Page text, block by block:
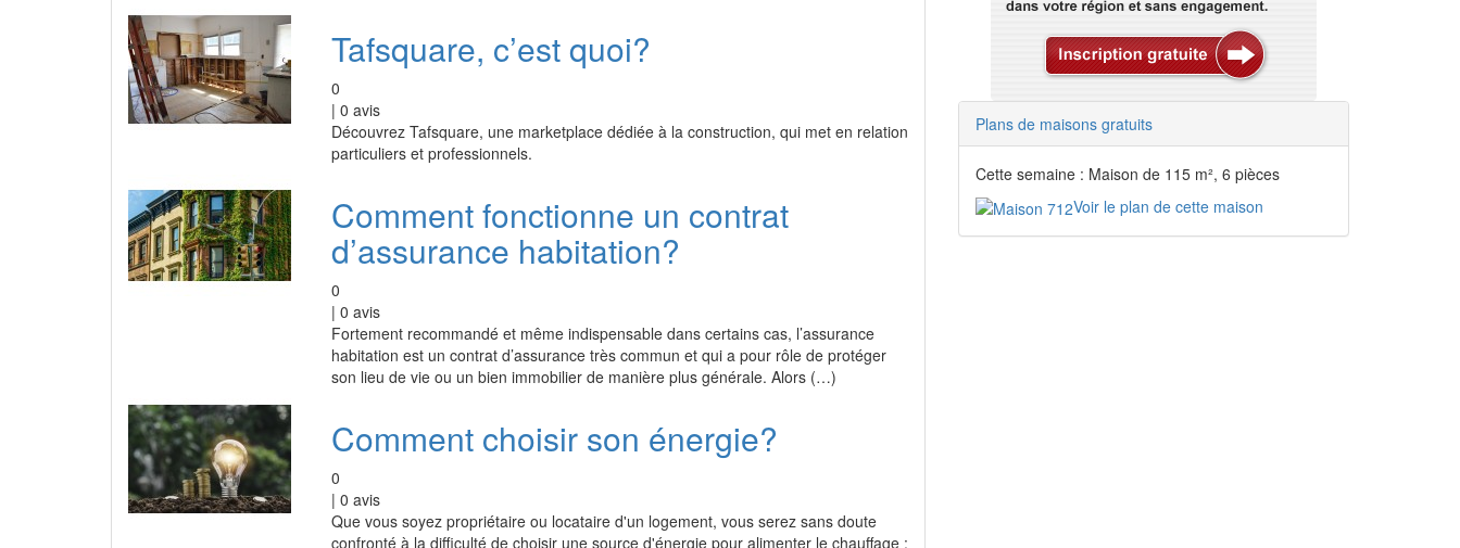
Tafsquare, c’est quoi?
0
| 0 avis
Découvrez Tafsquare, une marketplace dédiée à la construction, qui met en relation
particuliers et professionnels.
Comment fonctionne un contrat
d’assurance habitation?
0
| 0 avis
Fortement recommandé et même indispensable dans certains cas, l’assurance
habitation est un contrat d’assurance très commun et qui a pour rôle de protéger
son lieu de vie ou un bien immobilier de manière plus générale. Alors (…)
Comment choisir son énergie?
0
| 0 avis
Que vous soyez propriétaire ou locataire d'un logement, vous serez sans doute
confronté à la difficulté de choisir une source d'énergie pour alimenter le chauffage :
Plans de maisons gratuits
Cette semaine : Maison de 115 m², 6 pièces
Voir le plan de cette maison